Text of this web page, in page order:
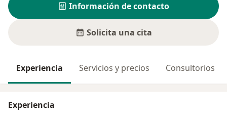
Información de contacto
Solicita una cita
Experiencia Servicios y precios Consultorios
Experiencia